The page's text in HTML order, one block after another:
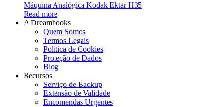
Máquina Analógica Kodak Ektar H35
Read more
A Dreambooks
Quem Somos
Termos Legais
Politica de Cookies
Proteção de Dados
Blog
Recursos
Serviço de Backup
Extensão de Validade
Encomendas Urgentes